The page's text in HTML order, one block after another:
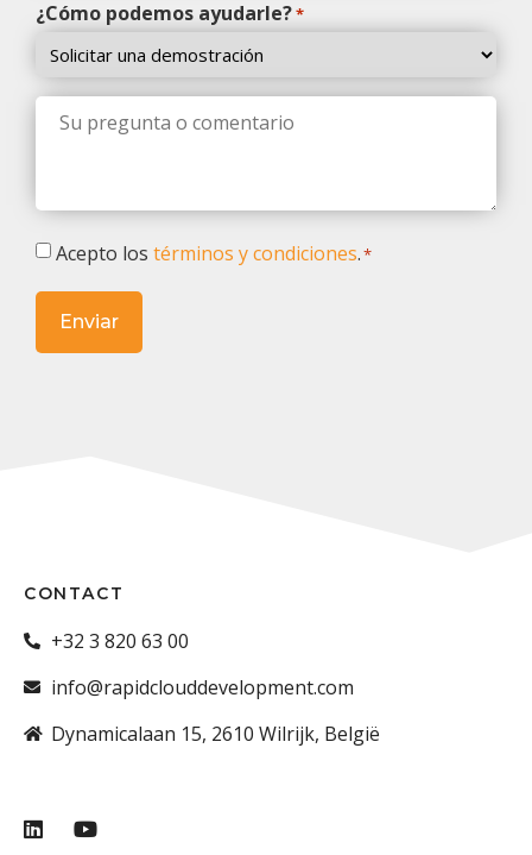
¿Cómo podemos ayudarle?*
Su
pregunta
Términos
Acepto los términos y condiciones.*
CONTACT
+32 3 820 63 00
info@rapidclouddevelopment.com
Dynamicalaan 15, 2610 Wilrijk, België